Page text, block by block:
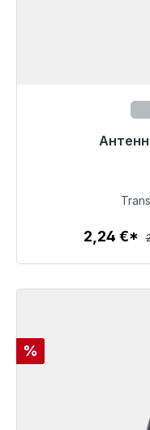
Готовы к
2,24 €*
Скидка
%